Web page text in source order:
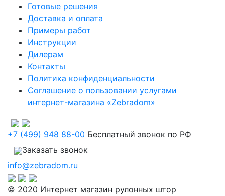
Готовые решения
Доставка и оплата
Примеры работ
Инструкции
Дилерам
Контакты
Политика конфиденциальности
Соглашение о пользовании услугами
интернет-магазина «Zebradom»
+7 (499) 948 88-00 Бесплатный звонок по РФ
Заказать звонок
info@zebradom.ru
© 2020 Интернет магазин рулонных штор